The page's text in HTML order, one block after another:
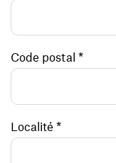
Code postal *
Localité *